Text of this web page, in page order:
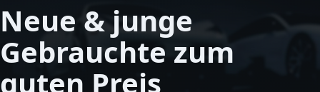
Neue & junge
Gebrauchte zum
guten Preis